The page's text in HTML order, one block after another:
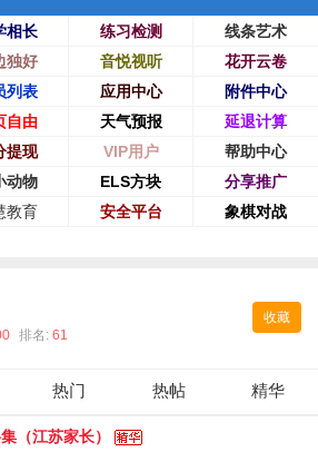
相长 练习检测
线条艺术
独好 音悦视听
花开云卷
列表 应用中心
附件中心
自由 天气预报
延退计算
提现 VIP用户
帮助中心
动物 ELS方块
分享推广
教育 安全平台
象棋对战
收藏
排名: 61
热门 热帖 精华
（江苏家长）